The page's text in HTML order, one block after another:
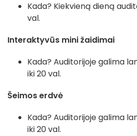
Kada? Kiekvieną dieną
val.
Interaktyvūs mini žaidimai
Kada? Auditorijoje galima
iki 20 val.
Šeimos erdvė
Kada? Auditorijoje galima
iki 20 val.